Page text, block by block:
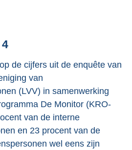
de cijfers uit de enquête van
van
(LVV) in samenwerking
De Monitor (KRO-
van de interne
en 23 procent van de
wel eens zijn